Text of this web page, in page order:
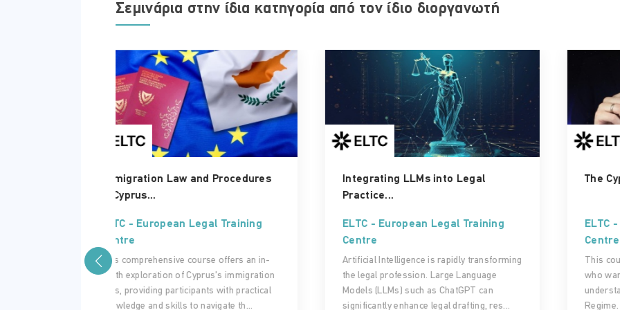
Σεμινάρια στην ίδια κατηγορία από τον ίδιο διοργανωτή
Integrating LLMs into Legal
Practice...
ELTC - European Legal Training
Centre
Artificial Intelligence is rapidly transforming
the legal profession. Large Language
Models (LLMs) such as ChatGPT can
significantly enhance legal drafting, res...
The Cyprus IP Box Regime...
ELTC - European Legal Training
Centre
This course is designed for professionals
who want a practical and clear
understanding of the Cyprus IP Box
Regime. Whether you advise clients who